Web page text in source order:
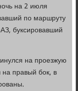
на 2 июля
по маршруту
буксировавший
на проезжую
на правый бок, в